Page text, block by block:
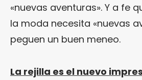
«nuevas aventuras». Y a fe
la moda necesita «nuevas
peguen un buen meneo.
La rejilla es el nuevo